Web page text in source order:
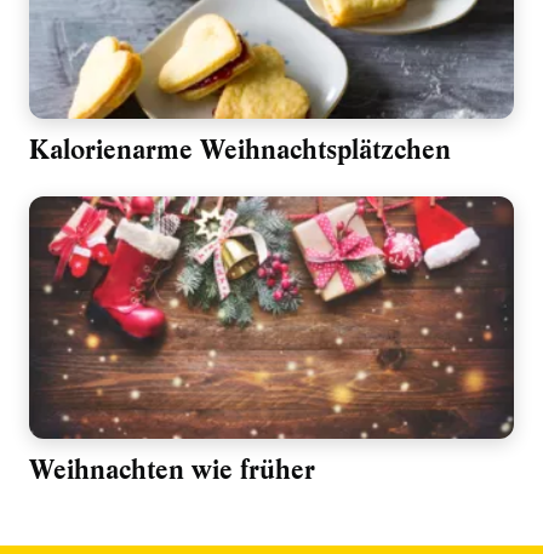
Kalorienarme Weihnachtsplätzchen
Weihnachten wie früher